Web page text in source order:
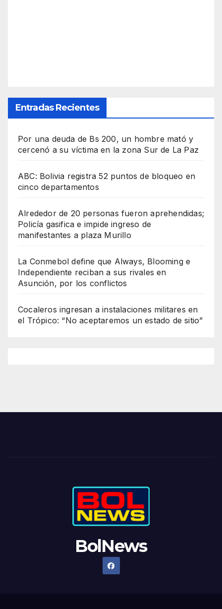
Entradas Recientes
Por una deuda de Bs 200, un hombre mató y
cercenó a su víctima en la zona Sur de La Paz
ABC: Bolivia registra 52 puntos de bloqueo en
cinco departamentos
Alrededor de 20 personas fueron aprehendidas;
Policía gasifica e impide ingreso de
manifestantes a plaza Murillo
La Conmebol define que Always, Blooming e
Independiente reciban a sus rivales en
Asunción, por los conflictos
Cocaleros ingresan a instalaciones militares en
el Trópico: “No aceptaremos un estado de sitio”
BolNews